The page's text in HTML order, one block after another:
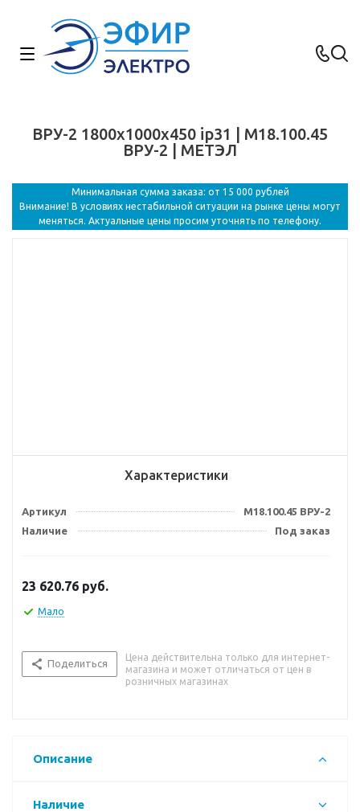
ВРУ-2 1800х1000х450 ip31 | М18.100.45
ВРУ-2 | МЕТЭЛ
Минимальная сумма заказа: от 15 000 рублей
Внимание! В условиях нестабильной ситуации на рынке цены могут
меняться. Актуальные цены просим уточнять по телефону.
Характеристики
Артикул
М18.100.45 ВРУ-2
Наличие
Под заказ
23 620.76 руб.
Мало
Поделиться
Цена действительна только для интернет-
магазина и может отличаться от цен в
розничных магазинах
Описание
Наличие